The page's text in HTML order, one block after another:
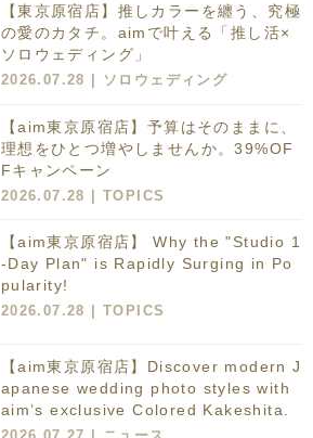
【東京原宿店】推しカラーを纏う、究極
の愛のカタチ。aimで叶える「推し活×
ソロウェディング」
2026.07.28 | ソロウェディング
【aim東京原宿店】予算はそのままに、
理想をひとつ増やしませんか。39%OF
Fキャンペーン
2026.07.28 | TOPICS
【aim東京原宿店】 Why the "Studio 1
-Day Plan" is Rapidly Surging in Po
pularity!
2026.07.28 | TOPICS
【aim東京原宿店】Discover modern J
apanese wedding photo styles with
aim’s exclusive Colored Kakeshita.